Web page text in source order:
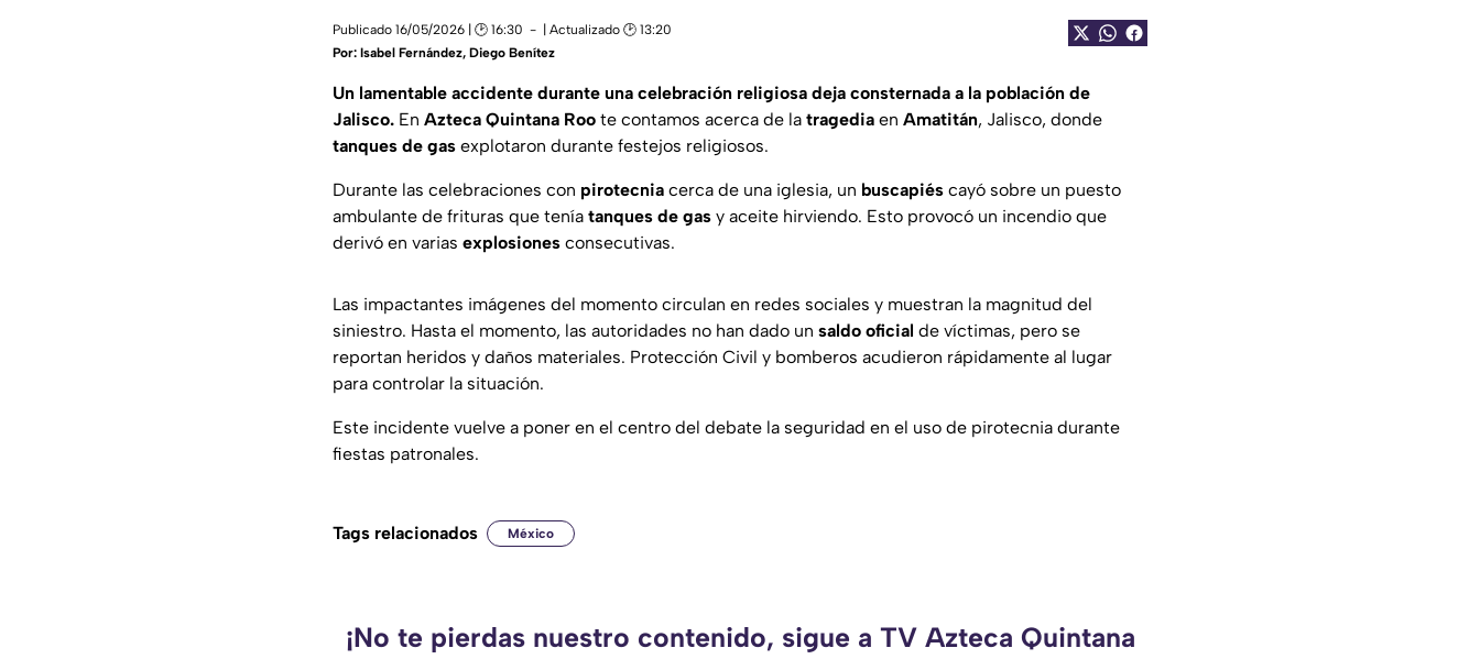
Publicado 16/05/2026 | 🕑 16:30
| Actualizado 🕑 13:20
Por: Isabel Fernández, Diego Benítez
Un lamentable accidente durante una celebración religiosa deja consternada a la población de
Jalisco. En Azteca Quintana Roo te contamos acerca de la tragedia en Amatitán, Jalisco, donde
tanques de gas explotaron durante festejos religiosos.
Durante las celebraciones con pirotecnia cerca de una iglesia, un buscapiés cayó sobre un puesto
ambulante de frituras que tenía tanques de gas y aceite hirviendo. Esto provocó un incendio que
derivó en varias explosiones consecutivas.
Las impactantes imágenes del momento circulan en redes sociales y muestran la magnitud del
siniestro. Hasta el momento, las autoridades no han dado un saldo oficial de víctimas, pero se
reportan heridos y daños materiales. Protección Civil y bomberos acudieron rápidamente al lugar
para controlar la situación.
Este incidente vuelve a poner en el centro del debate la seguridad en el uso de pirotecnia durante
fiestas patronales.
Tags relacionados México
¡No te pierdas nuestro contenido, sigue a TV Azteca Quintana